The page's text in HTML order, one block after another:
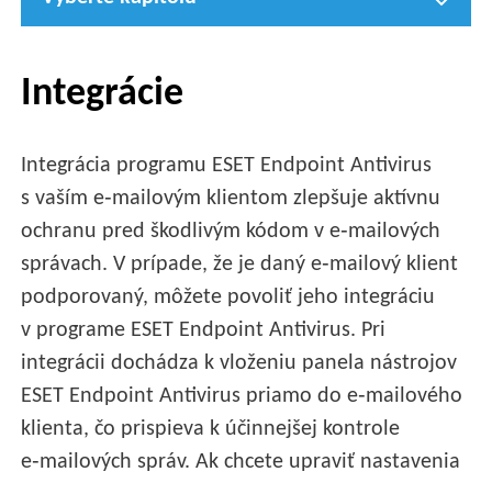
Integrácie
Integrácia programu ESET Endpoint Antivirus
s vaším e‑mailovým klientom zlepšuje aktívnu
ochranu pred škodlivým kódom v e‑mailových
správach. V prípade, že je daný e‑mailový klient
podporovaný, môžete povoliť jeho integráciu
v programe ESET Endpoint Antivirus. Pri
integrácii dochádza k vloženiu panela nástrojov
ESET Endpoint Antivirus priamo do e‑mailového
klienta, čo prispieva k účinnejšej kontrole
e‑mailových správ. Ak chcete upraviť nastavenia